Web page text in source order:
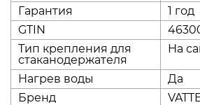
Гарантия
1 год
GTIN
Тип крепления для
стаканодержателя
На
Нагрев воды
Да
Бренд